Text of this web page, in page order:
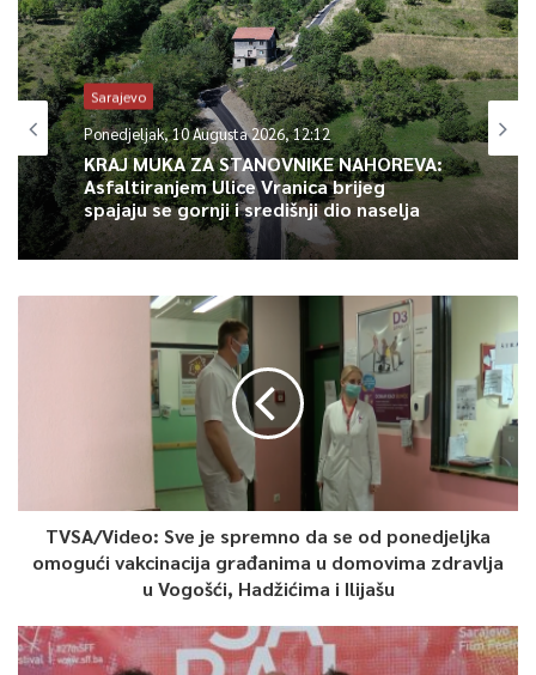
Sarajevo
Ponedjeljak, 10 Augusta 2026, 12:12
KRAJ MUKA ZA STANOVNIKE NAHOREVA:
Asfaltiranjem Ulice Vranica brijeg
spajaju se gornji i središnji dio naselja
TVSA/Video: Sve je spremno da se od ponedjeljka
omogući vakcinacija građanima u domovima zdravlja
u Vogošći, Hadžićima i Ilijašu